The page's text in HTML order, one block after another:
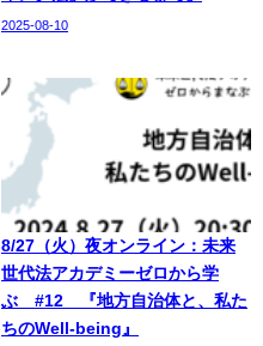
2025-08-10
8/27（火）夜オンライン：未来
世代法アカデミーゼロから学
ぶ #12 『地方自治体と、私た
ちのWell-being』